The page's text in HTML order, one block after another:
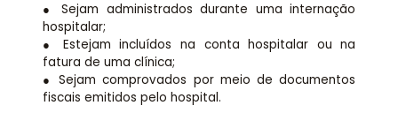
● Sejam administrados durante uma internação
hospitalar;
● Estejam incluídos na conta hospitalar ou na
fatura de uma clínica;
● Sejam comprovados por meio de documentos
fiscais emitidos pelo hospital.